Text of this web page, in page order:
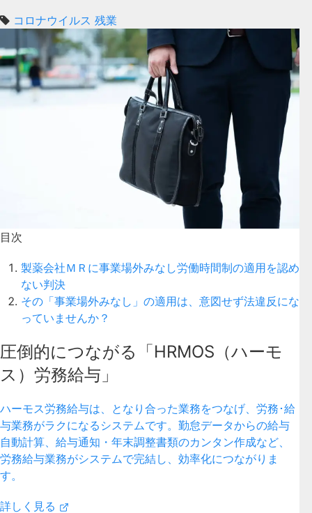
コロナウイルス 残業
目次
製薬会社ＭＲに事業場外みなし労働時間制の適用を認め
ない判決
その「事業場外みなし」の適用は、意図せず法違反にな
っていませんか？
圧倒的につながる「HRMOS（ハーモ
ス）労務給与」
ハーモス労務給与は、となり合った業務をつなげ、労務･給
与業務がラクになるシステムです。勤怠データからの給与
自動計算、給与通知・年末調整書類のカンタン作成など、
労務給与業務がシステムで完結し、効率化につながりま
す。
詳しく見る